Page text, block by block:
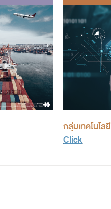
กลุ่มเทคโนโลยี
Click